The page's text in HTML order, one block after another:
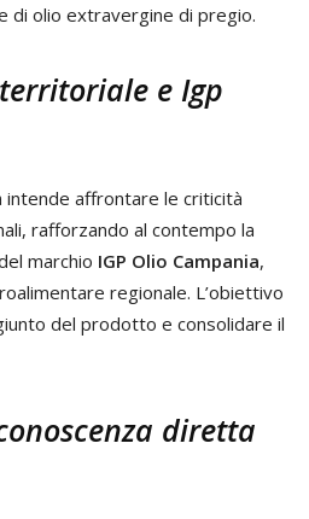
di olio extravergine di pregio.
e Igp
intende affrontare le criticità
rafforzando al contempo la
marchio IGP Olio Campania,
regionale. L’obiettivo
del prodotto e consolidare il
diretta